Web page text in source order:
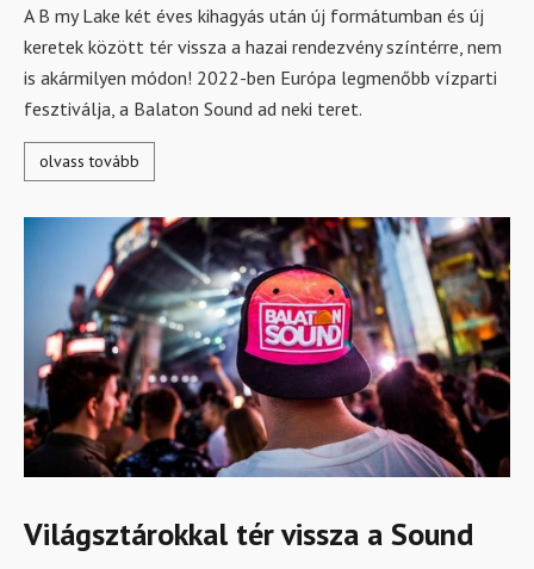
A B my Lake két éves kihagyás után új formátumban és új
keretek között tér vissza a hazai rendezvény színtérre, nem
is akármilyen módon! 2022-ben Európa legmenőbb vízparti
fesztiválja, a Balaton Sound ad neki teret.
olvass tovább
Világsztárokkal tér vissza a Sound